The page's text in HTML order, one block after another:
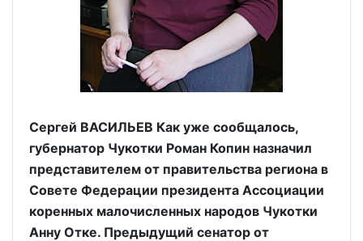
Сергей ВАСИЛЬЕВ Как уже сообщалось,
губернатор Чукотки Роман Копин назначил
представителем от правительства региона в
Совете Федерации президента Ассоциации
коренных малочисленных народов Чукотки
Анну Отке. Предыдущий сенатор от